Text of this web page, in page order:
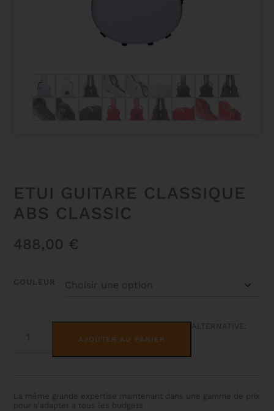
ETUI GUITARE CLASSIQUE
ABS CLASSIC
488,00 €
COULEUR
QUANTITÉ
AJOUTER AU PANIER
ALTERNATIVE:
La même grande expertise maintenant dans une gamme de prix
pour s'adapter à tous les budgets